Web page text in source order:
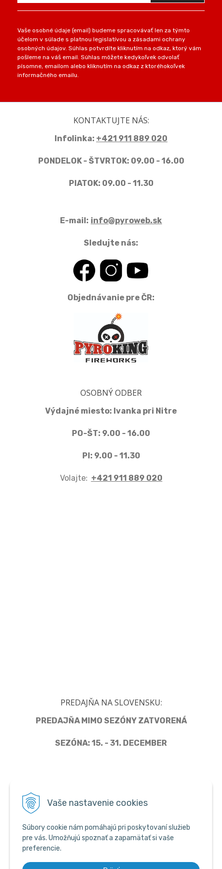
Vaše nastavenie cookies
Súbory cookie nám pomáhajú pri poskytovaní služieb
pre vás. Umožňujú spoznať a zapamätať si vaše
preferencie.
Vaše osobné údaje (email) budeme spracovávať len za týmto
účelom v súlade s platnou legislatívou a zásadami ochrany
osobných údajov. Súhlas potvrdíte kliknutím na odkaz, ktorý vám
pošleme na váš email. Súhlas môžete kedykoľvek odvolať
písomne, emailom alebo kliknutím na odkaz z ktoréhokoľvek
informačného emailu.
KONTAKTUJTE NÁS:
Infolinka: +421 911 889 020
PONDELOK - ŠTVRTOK: 09.00 - 16.00
PIATOK: 09.00 - 11.30
E-mail: info@pyroweb.sk
Sledujte nás:
Objednávanie pre ČR:
OSOBNÝ ODBER
Výdajné miesto: Ivanka pri Nitre
PO-ŠT: 9.00 - 16.00
PI: 9.00 - 11.30
Volajte: +421 911 889 020
PREDAJŇA NA SLOVENSKU:
PREDAJŇA MIMO SEZÓNY ZATVORENÁ
SEZÓNA: 15. - 31. DECEMBER